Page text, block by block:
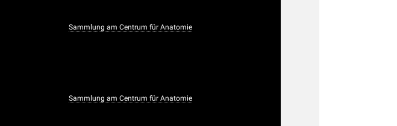
Sammlung am Centrum für Anatomie
Sammlung am Centrum für Anatomie